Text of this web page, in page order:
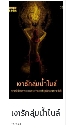
เงารักลุ่มน้ำไนล์